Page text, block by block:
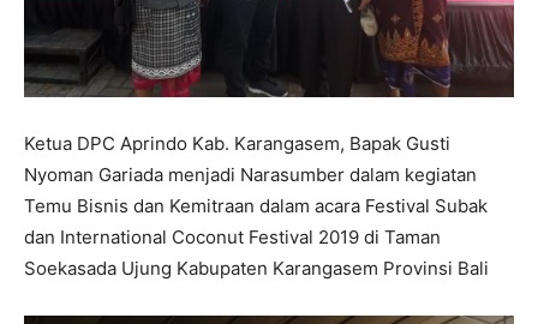
Ketua DPC Aprindo Kab. Karangasem, Bapak Gusti
Nyoman Gariada menjadi Narasumber dalam kegiatan
Temu Bisnis dan Kemitraan dalam acara Festival Subak
dan International Coconut Festival 2019 di Taman
Soekasada Ujung Kabupaten Karangasem Provinsi Bali